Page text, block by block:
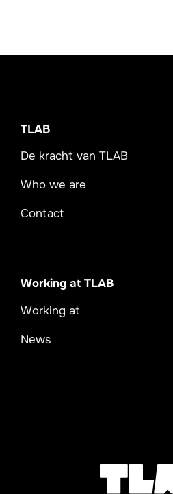
TLAB
De kracht van TLAB
Who we are
Contact
Working at TLAB
Working at
News